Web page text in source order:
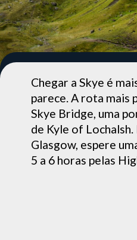
Chegar a Skye é mais
parece. A rota mais
Skye Bridge, uma
de Kyle of Lochalsh.
Glasgow, espere uma
5 a 6 horas pelas